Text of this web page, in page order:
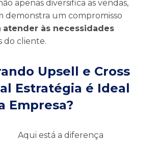
apenas diversifica as vendas,
demonstra um compromisso
atender às necessidades
do cliente.
Upsell e Cross
Estratégia é Ideal
Empresa?
Aqui está a diferença